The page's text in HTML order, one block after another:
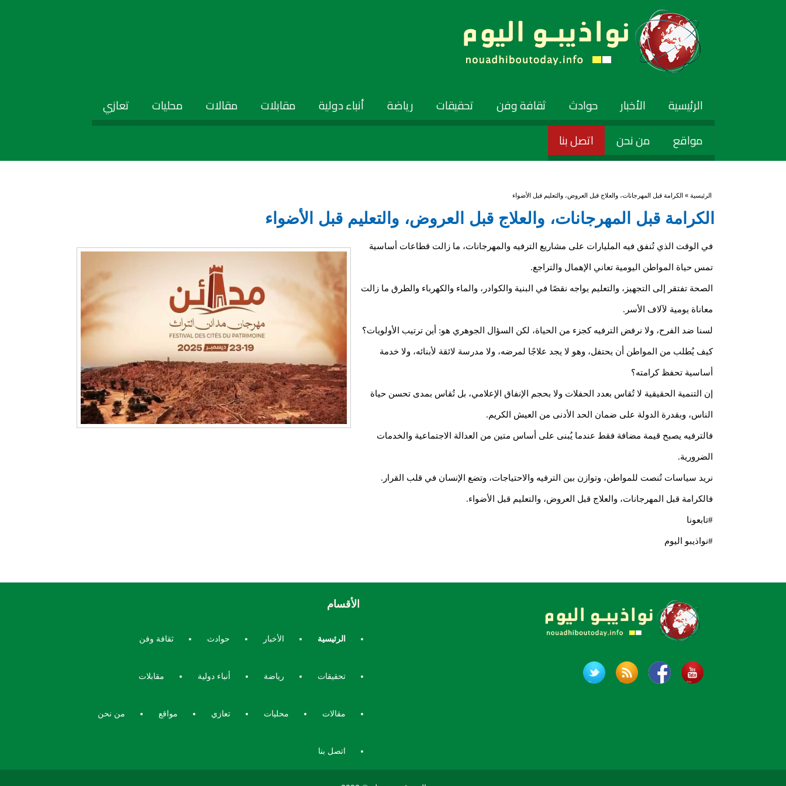
الرئيسية الأخبار حوادث ثقافة وفن تحقيقات رياضة أنباء دولية مقابلات مقالات محليات
تعازي
مواقع
من نحن اتصل بنا
أنت هنا
الرئيسية » الكرامة قبل المهرجانات، والعلاج قبل العروض، والتعليم قبل الأضواء
الكرامة قبل المهرجانات، والعلاج قبل العروض، والتعليم قبل الأضواء
في الوقت الذي تُنفق فيه المليارات على مشاريع الترفيه والمهرجانات، ما زالت قطاعات أساسية
تمس حياة المواطن اليومية تعاني الإهمال والتراجع.
الصحة تفتقر إلى التجهيز، والتعليم يواجه نقصًا في البنية والكوادر، والماء والكهرباء والطرق ما زالت
معاناة يومية لآلاف الأسر.
لسنا ضد الفرح، ولا نرفض الترفيه كجزء من الحياة، لكن السؤال الجوهري هو: أين ترتيب الأولويات؟
كيف يُطلب من المواطن أن يحتفل، وهو لا يجد علاجًا لمرضه، ولا مدرسة لائقة لأبنائه، ولا خدمة
أساسية تحفظ كرامته؟
إن التنمية الحقيقية لا تُقاس بعدد الحفلات ولا بحجم الإنفاق الإعلامي، بل تُقاس بمدى تحسن حياة
الناس، وبقدرة الدولة على ضمان الحد الأدنى من العيش الكريم.
فالترفيه يصبح قيمة مضافة فقط عندما يُبنى على أساس متين من العدالة الاجتماعية والخدمات
الضرورية.
نريد سياسات تُنصت للمواطن، وتوازن بين الترفيه والاحتياجات، وتضع الإنسان في قلب القرار.
فالكرامة قبل المهرجانات، والعلاج قبل العروض، والتعليم قبل الأضواء.
#تابعونا
#نواذيبو اليوم
الأقسام
الرئيسية الأخبار حوادث ثقافة وفن
تحقيقات رياضة أنباء دولية مقابلات
مقالات محليات تعازي مواقع من نحن
اتصل بنا